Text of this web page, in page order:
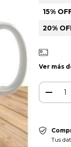
15%
20%
Ver más
Tus